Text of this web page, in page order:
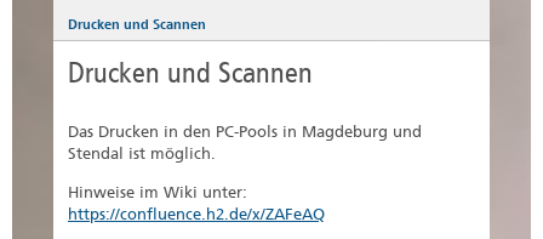
Beschäftigte
International
Drucken und Scannen
Drucken und Scannen
Das Drucken in den PC-Pools in Magdeburg und
Stendal ist möglich.
Hinweise im Wiki unter:
https://confluence.h2.de/x/ZAFeAQ